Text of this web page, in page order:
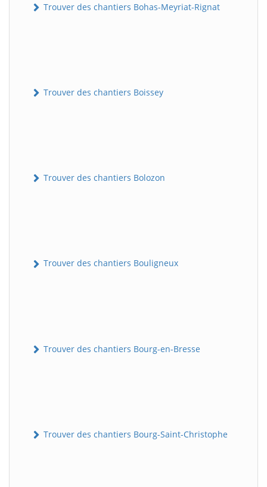
Trouver des chantiers Bohas-Meyriat-Rignat
Trouver des chantiers Boissey
Trouver des chantiers Bolozon
Trouver des chantiers Bouligneux
Trouver des chantiers Bourg-en-Bresse
Trouver des chantiers Bourg-Saint-Christophe